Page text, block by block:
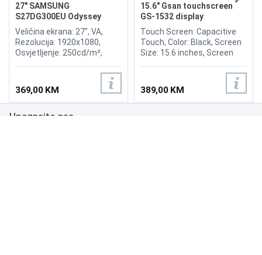
27" SAMSUNG
S27DG300EU Odyssey
Gaming G3 180Hz Display
Veličina ekrana: 27", VA,
Rezolucija: 1920x1080,
Osvjetljenje: 250cd/m²,
FreeSync, Kontrast: 3.000:1,
Priključci: HDMI 1.4,
DisplayPort 1.4
369,00 KM
15.6" Gsan touchscreen
GS-1532 display
Touch Screen: Capacitive
Touch, Color: Black, Screen
Size: 15.6 inches, Screen
H150°/V130°, Brightness:
Resolution): 1366*768, Input
Power: 12V, 3.0A, Input
389,00 KM
Upoznajte nas